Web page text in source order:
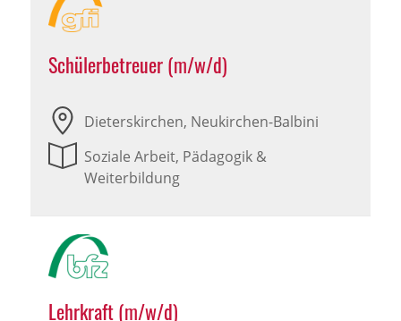
Schülerbetreuer (m/w/d)
Dieterskirchen, Neukirchen-Balbini
Soziale Arbeit, Pädagogik &
Weiterbildung
Lehrkraft (m/w/d)